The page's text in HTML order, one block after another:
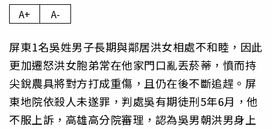
A+ A-
屏東1名吳姓男子長期與鄰居洪女相處不和睦，因此
更加遷怒洪女胞弟常在他家門口亂丟菸蒂，憤而持
尖銳農具將對方打成重傷，且仍在後不斷追趕。屏
東地院依殺人未遂罪，判處吳有期徒刑5年6月，他
不服上訴，高雄高分院審理，認為吳男朝洪男身上